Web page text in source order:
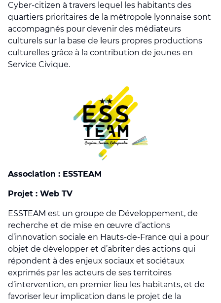
Cyber-citizen à travers lequel les habitants des
quartiers prioritaires de la métropole lyonnaise sont
accompagnés pour devenir des médiateurs
culturels sur la base de leurs propres productions
culturelles grâce à la contribution de jeunes en
Service Civique.
Association : ESSTEAM
Projet : Web TV
ESSTEAM est un groupe de Développement, de
recherche et de mise en œuvre d’actions
d’innovation sociale en Hauts-de-France qui a pour
objet de développer et d’abriter des actions qui
répondent à des enjeux sociaux et sociétaux
exprimés par les acteurs de ses territoires
d’intervention, en premier lieu les habitants, et de
favoriser leur implication dans le projet de la